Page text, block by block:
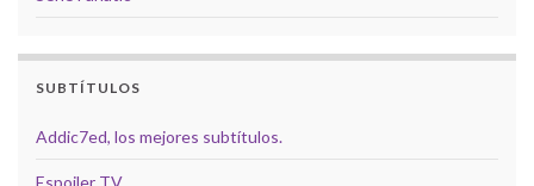
SUBTÍTULOS
Addic7ed, los mejores subtítulos.
Espoiler TV